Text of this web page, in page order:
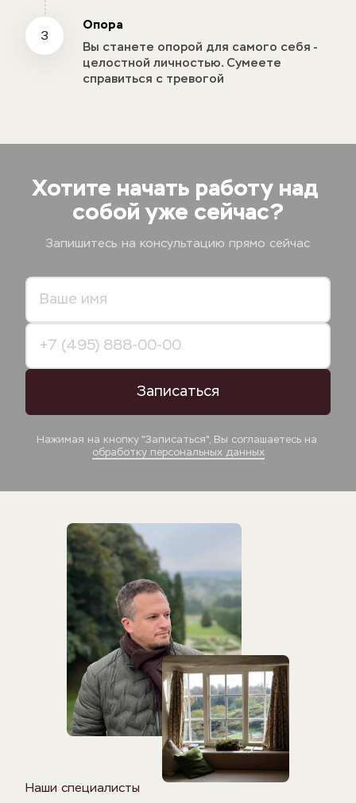
3
Опора
Вы станете опорой для самого себя -
целостной личностью. Сумеете
справиться с тревогой
Хотите начать работу над
собой уже сейчас?
Запишитесь на консультацию прямо сейчас
Записаться
обработку персональных данных
Наши специалисты